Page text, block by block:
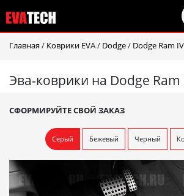
Главная / Коврики EVA/ Dodge/ Dodge Ram
Эва-коврики на Dodge Ram
СФОРМИРУЙТЕ СВОЙ ЗАКАЗ
Серый Бежевый Черный